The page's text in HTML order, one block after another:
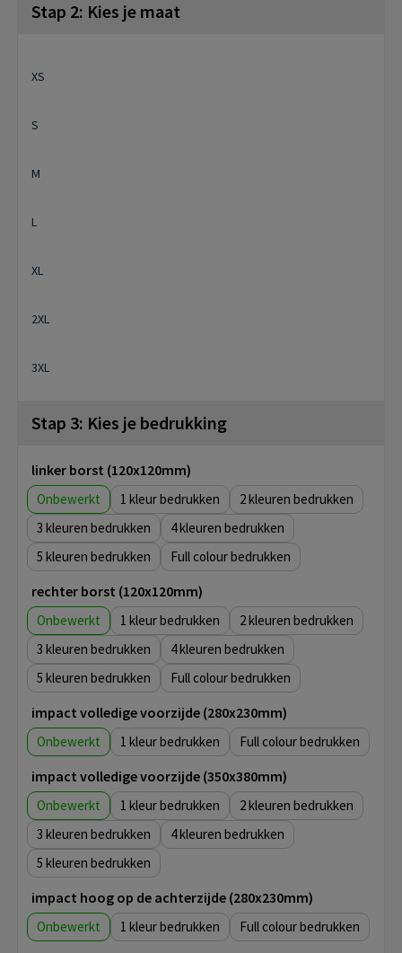
Stap 2: Kies je maat
XS
S
M
L
XL
2XL
3XL
Stap 3: Kies je bedrukking
linker borst (120x120mm)
Onbewerkt 1
2
3
4
5
Full colour
rechter borst (120x120mm)
Onbewerkt 1
2
3
4
5
Full colour
impact volledige voorzijde (280x230mm)
Onbewerkt 1 Full colour
impact volledige voorzijde (350x380mm)
Onbewerkt 1
2
3
4
5
impact hoog op de achterzijde (280x230mm)
Onbewerkt 1 Full colour